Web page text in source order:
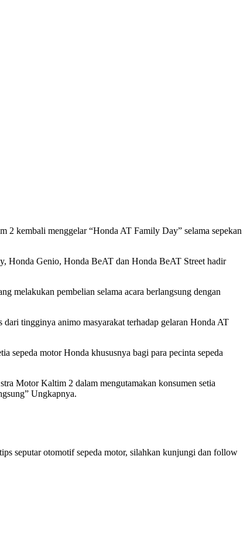
2 kembali menggelar “Honda AT Family Day” selama sepekan
Honda Genio, Honda BeAT dan Honda BeAT Street hadir
melakukan pembelian selama acara berlangsung dengan
tingginya animo masyarakat terhadap gelaran Honda AT
motor Honda khususnya bagi para pecinta sepeda
Motor Kaltim 2 dalam mengutamakan konsumen setia
Ungkapnya.
seputar otomotif sepeda motor, silahkan kunjungi dan follow